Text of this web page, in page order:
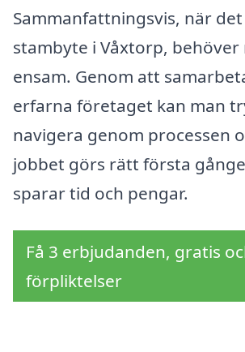
Sammanfattningsvis, när
stambyte i Våxtorp, behöver
ensam. Genom att
erfarna företaget kan man
navigera genom processen
jobbet görs rätt första
sparar tid och pengar.
Få 3 erbjudanden, gratis
förpliktelser